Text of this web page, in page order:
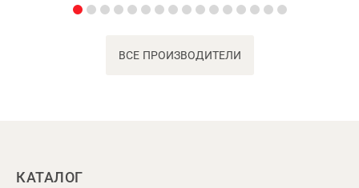
ВСЕ ПРОИЗВОДИТЕЛИ
КАТАЛОГ